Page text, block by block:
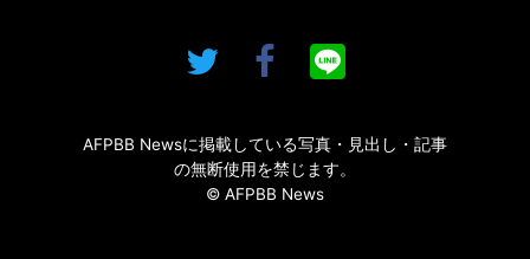
AFPBB Newsに掲載している写真・見出し・記事
の無断使用を禁じます。
© AFPBB News